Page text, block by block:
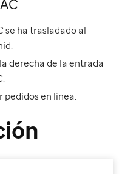
se ha trasladado al
derecha de la entrada
en línea.